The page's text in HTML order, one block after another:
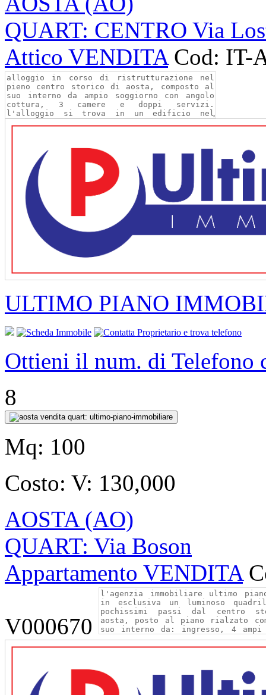
QUART: CENTRO Via
Attico VENDITA Cod: IT-
ULTIMO PIANO
Ottieni il num. di Telefono
8
Mq: 100
Costo: V: 130,000
AOSTA (AO)
QUART: Via Boson
Appartamento VENDITA
V000670